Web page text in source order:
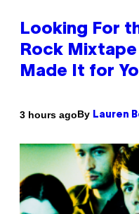
Looking For
Rock Mixtape
Made It for
3 hours agoBy Lauren